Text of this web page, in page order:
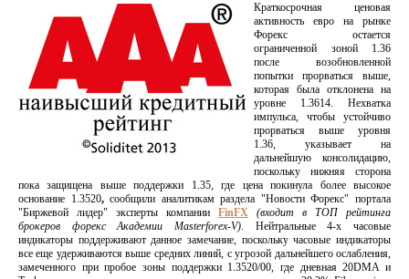
Краткосрочная ценовая
активность евро на рынке
Форекс остается
ограниченной зоной 1.36
после возобновленной
попытки прорваться выше,
которая была отклонена на
уровне 1.3614. Нехватка
импульса, чтобы устойчиво
прорваться выше уровня
1.36, указывает на
дальнейшую консолидацию,
поскольку нижняя сторона
пока защищена выше поддержки 1.35, где цена покинула более высокое
основание 1.3520,сообщили аналитикам раздела "Новости Форекс" портала
"Биржевой лидер" эксперты компании FinFX
(входит в ТОП рейтинга
брокеров форекс Академии Masterforex-V). Нейтральные 4-х часовые
индикаторы поддерживают данное замечание, поскольку часовые индикаторы
все еще удерживаются выше средних линий, с угрозой дальнейшего ослабления,
замеченного при пробое зоны поддержки 1.3520/00, где дневная 20DMA и